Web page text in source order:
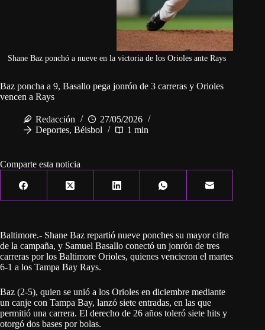
Shane Baz ponchó a nueve en la victoria de los Orioles ante Rays
Baz poncha a 9, Basallo pega jonrón de 3 carreras y Orioles
vencen a Rays
Redacción
27/05/2026
Deportes, Béisbol 1 min
Comparte esta noticia
Baltimore.- Shane Baz repartió nueve ponches su mayor cifra
de la campaña, y Samuel Basallo conectó un jonrón de tres
carreras por los Baltimore Orioles, quienes vencieron el martes
6-1 a los Tampa Bay Rays.
Baz (2-5), quien se unió a los Orioles en diciembre mediante
un canje con Tampa Bay, lanzó siete entradas, en las que
permitió una carrera. El derecho de 26 años toleró siete hits y
otorgó dos bases por bolas.